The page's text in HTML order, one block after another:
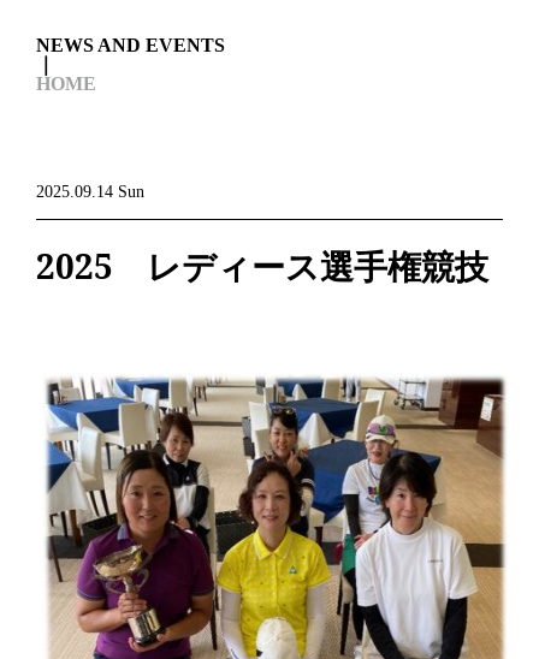
HOME
NEWS AND EVENTS
2025.09.14 Sun
2025 レディース選手権競技